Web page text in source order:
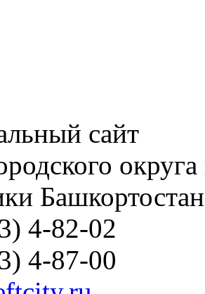
сайт
Башкортостан
4-82-02
4-87-00